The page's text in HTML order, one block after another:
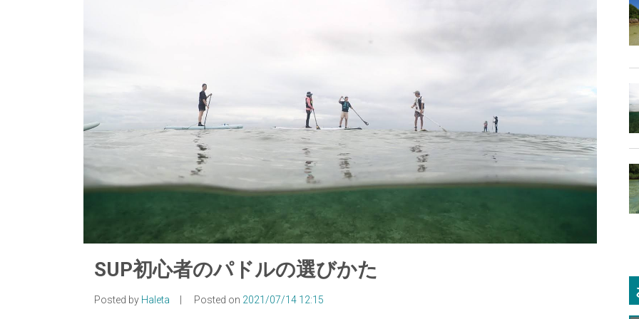
SUP初心者のパドルの選びかた
Posted by Haleta Posted on 2021/07/14 12:15